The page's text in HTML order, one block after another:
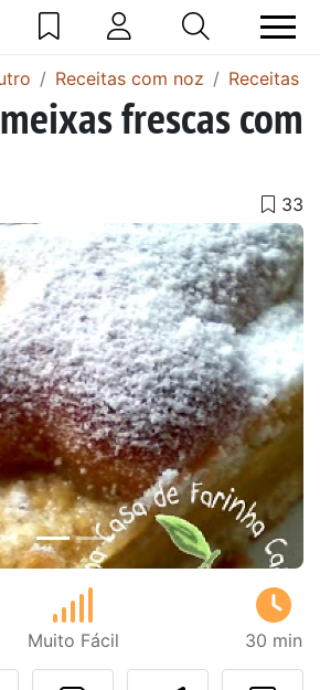
Receitas com noz Receitas
frescas com
Next
Muito Fácil 30 min